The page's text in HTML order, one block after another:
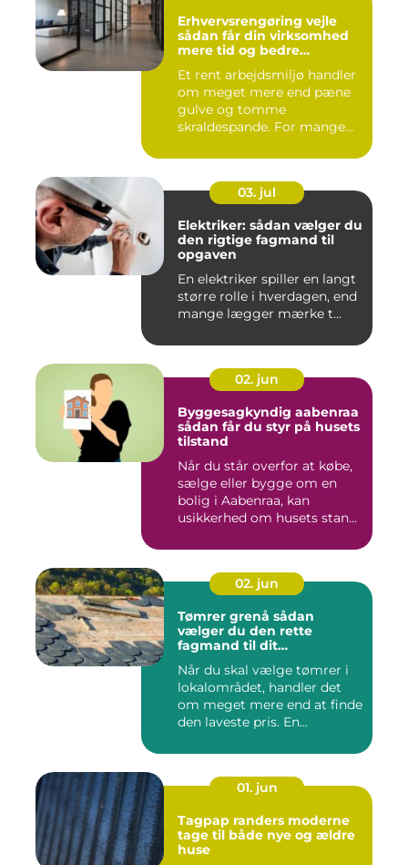
Erhvervsrengøring vejle
sådan får din virksomhed
mere tid og bedre
Et rent arbejdsmiljø handler
om meget mere end pæne
gulve og tomme
skraldespande. For mange
03. jul
Elektriker: sådan vælger du
den rigtige fagmand til
opgaven
En elektriker spiller en langt
større rolle i hverdagen, end
mange lægger mærke t...
02. jun
Byggesagkyndig aabenraa
sådan får du styr på husets
tilstand
Når du står overfor at købe,
sælge eller bygge om en
bolig i Aabenraa, kan
usikkerhed om husets stan...
02. jun
Tømrer grenå sådan
vælger du den rette
fagmand til dit
Når du skal vælge tømrer i
lokalområdet, handler det
om meget mere end at finde
den laveste pris. En...
01. jun
Tagpap randers moderne
tage til både nye og ældre
huse